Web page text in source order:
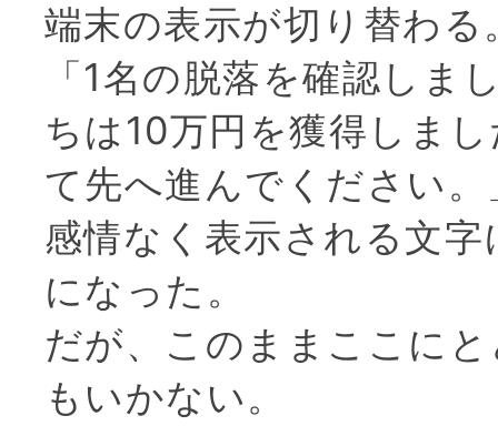
端末の表示が切り替わる
「1名の脱落を確認しま
ちは10万円を獲得しま
て先へ進んでください。
感情なく表示される文
になった。
だが、このままここに
もいかない。